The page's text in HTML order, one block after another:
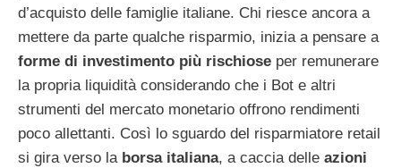
d’acquisto delle famiglie italiane. Chi riesce ancora a
mettere da parte qualche risparmio, inizia a pensare a
forme di investimento più rischiose per remunerare
la propria liquidità considerando che i Bot e altri
strumenti del mercato monetario offrono rendimenti
poco allettanti. Così lo sguardo del risparmiatore retail
si gira verso la borsa italiana, a caccia delle azioni